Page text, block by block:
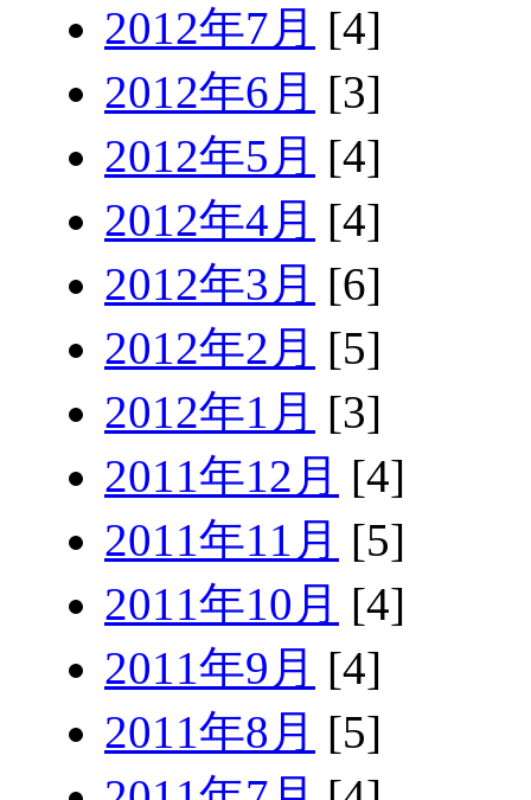
2012年7月 [4]
2012年6月 [3]
2012年5月 [4]
2012年4月 [4]
2012年3月 [6]
2012年2月 [5]
2012年1月 [3]
2011年12月 [4]
2011年11月 [5]
2011年10月 [4]
2011年9月 [4]
2011年8月 [5]